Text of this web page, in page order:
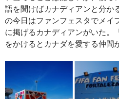
語を聞けばカナディアンと分か
の今日はファンフェスタでメイ
に掲げるカナディアンがいた。
をかけるとカナダを愛する仲間